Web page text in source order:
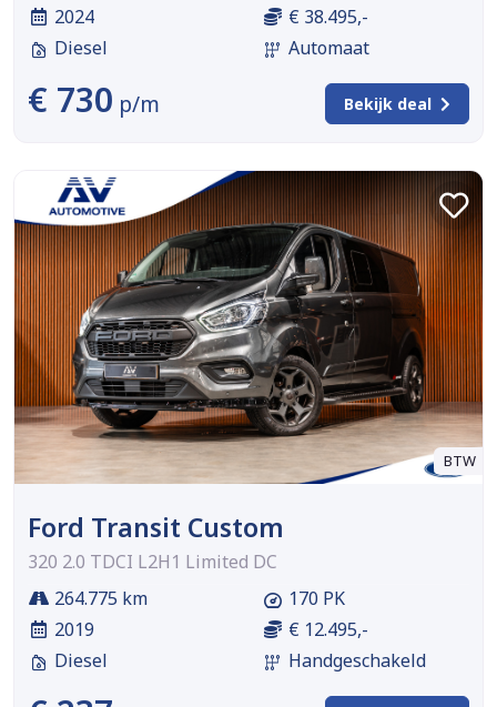
2024
Diesel
€ 38.495,-
Automaat
€ 730 p/m Bekijk deal
BTW
Ford Transit Custom
320 2.0 TDCI L2H1 Limited DC
264.775 km
2019
Diesel
170 PK
€ 12.495,-
Handgeschakeld